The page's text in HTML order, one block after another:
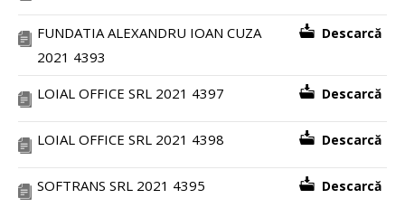
FUNDATIA ALEXANDRU IOAN CUZA
2021 4393
Descarcă
LOIAL OFFICE SRL 2021 4397 Descarcă
LOIAL OFFICE SRL 2021 4398 Descarcă
SOFTRANS SRL 2021 4395 Descarcă